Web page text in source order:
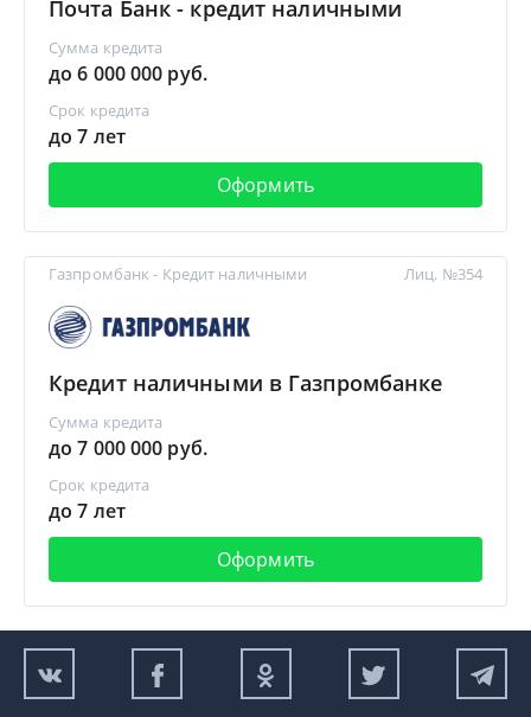
Почта Банк - кредит наличными
Сумма кредита
до 6 000 000 руб.
Срок кредита
до 7 лет
Оформить
Газпромбанк - Кредит наличными
Кредит наличными в Газпромбанке
Сумма кредита
до 7 000 000 руб.
Срок кредита
до 7 лет
Оформить
Лиц. №354